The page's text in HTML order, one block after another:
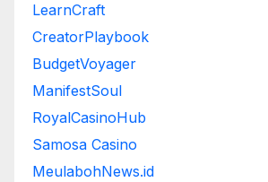
LearnCraft
CreatorPlaybook
BudgetVoyager
ManifestSoul
RoyalCasinoHub
Samosa Casino
MeulabohNews.id